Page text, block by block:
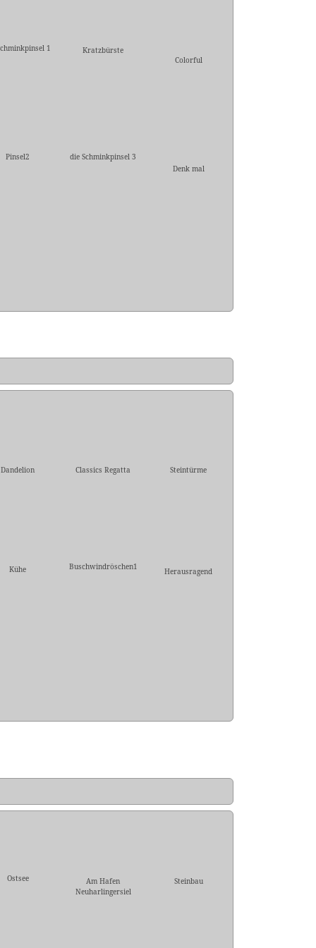
1
Kratzbürste
Colorful
Pinsel2
die Schminkpinsel 3
Denk mal
Dandelion
Classics Regatta Steintürme
Kühe Buschwindröschen1 Herausragend
Ostsee
Am Hafen
Neuharlingersiel
Steinbau